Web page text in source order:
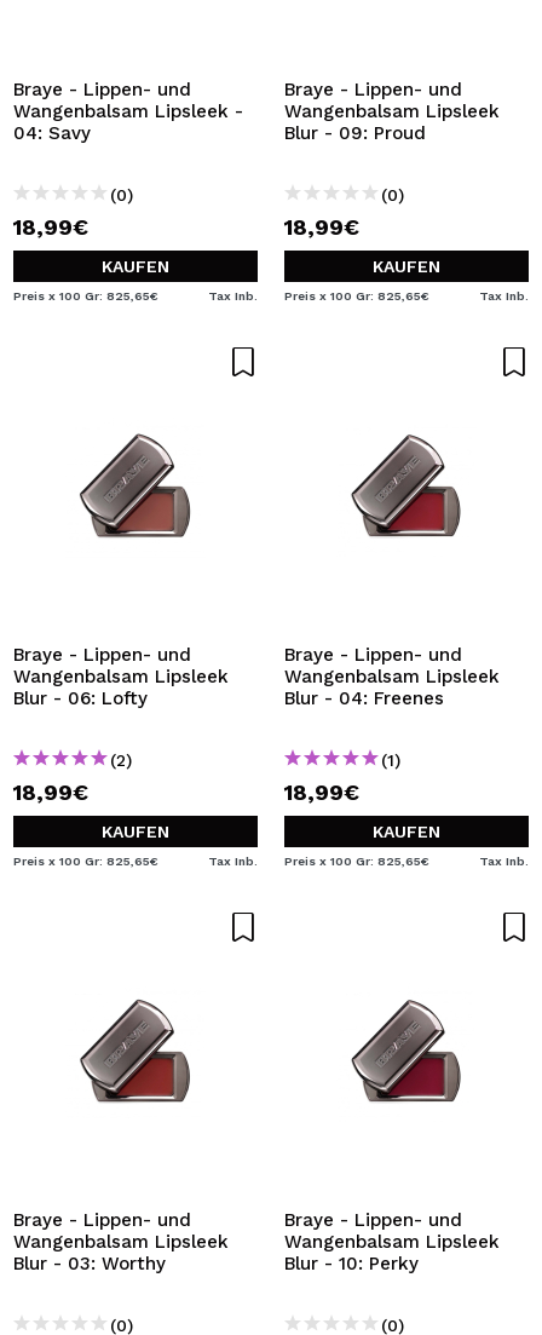
Braye - Lippen- und
Wangenbalsam Lipsleek -
04: Savy
(0)
18,99€
KAUFEN
Preis x 100 Gr: 825,65€ Tax Inb.
Braye - Lippen- und
Wangenbalsam Lipsleek
Blur - 09: Proud
(0)
18,99€
KAUFEN
Preis x 100 Gr: 825,65€ Tax Inb.
Braye - Lippen- und
Wangenbalsam Lipsleek
Blur - 06: Lofty
(2)
18,99€
KAUFEN
Preis x 100 Gr: 825,65€ Tax Inb.
Braye - Lippen- und
Wangenbalsam Lipsleek
Blur - 04: Freenes
(1)
18,99€
KAUFEN
Preis x 100 Gr: 825,65€ Tax Inb.
Braye - Lippen- und
Wangenbalsam Lipsleek
Blur - 03: Worthy
(0)
Braye - Lippen- und
Wangenbalsam Lipsleek
Blur - 10: Perky
(0)